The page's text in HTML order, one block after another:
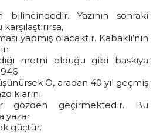
Yazının sonraki
yapmış olacaktır. Kabaklı’nın
metni olduğu gibi baskıya
O, aradan 40 yıl geçmiş
gözden geçirmektedir. Bu
yazar
güçtür.